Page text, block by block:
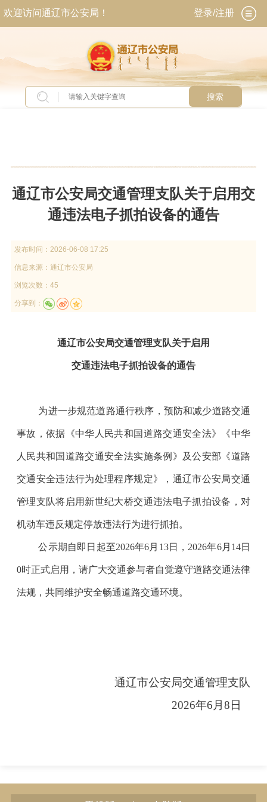
欢迎访问通辽市公安局！ 登录/注册
搜索
通辽市公安局交通管理支队关于启用交
通违法电子抓拍设备的通告
发布时间： 2026-06-08 17:25
信息来源： 通辽市公安局
浏览次数：45
分享到：
通辽市公安局交通管理支队关于启用
交通违法电子抓拍设备的通告
为进一步规范道路通行秩序，预防和减少道路交通
事故，依据《中华人民共和国道路交通安全法》《中华
人民共和国道路交通安全法实施条例》及公安部《道路
交通安全违法行为处理程序规定》，通辽市公安局交通
管理支队将启用新世纪大桥交通违法电子抓拍设备，对
机动车违反规定停放违法行为进行抓拍。
公示期自即日起至2026年6月13日，2026年6月14日
0时正式启用，请广大交通参与者自觉遵守道路交通法律
法规，共同维护安全畅通道路交通环境。
通辽市公安局交通管理支队
2026年6月8日